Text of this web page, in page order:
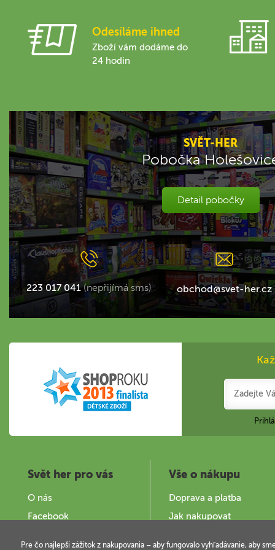
Odesíláme ihned
Zboží vám dodáme do
24 hodin
SVĚT-HER
Pobočka
Detail pobočky
223 017 041 (nepřijímá sms) obchod@svet-her.cz
Svět her pro vás
O nás
Facebook
Vše o nákupu
Doprava a platba
Jak nakupovat
Pre čo najlepší zážitok z nakupovania – aby fungovalo vyhľadávanie, aby